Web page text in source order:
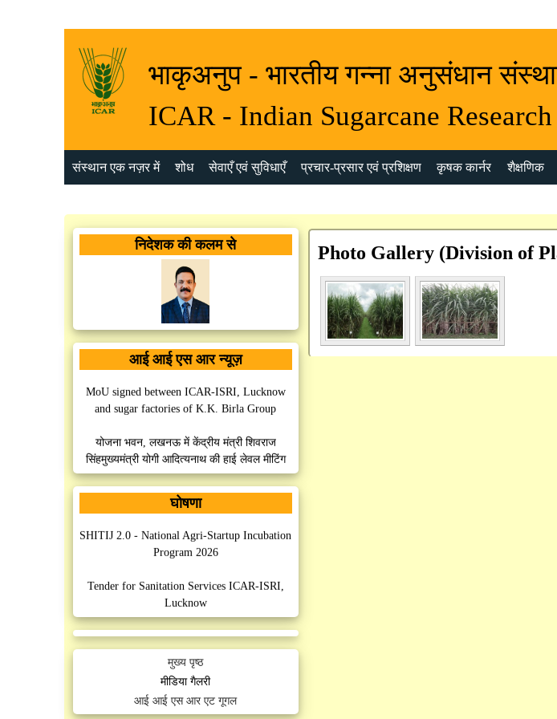
भाकृअनुप - भारतीय गन्ना अनुसंधान
ICAR - Indian Sugarcane
संस्थान एक नज़र में शोध सेवाएँ एवं सुविधाएँ प्रचार-प्रसार एवं प्रशिक्षण कृषक कार्नर शैक्षणिक
निदेशक की कलम से
आई आई एस आर न्यूज़
MoU signed between ICAR-ISRI, Lucknow
and sugar factories of K.K. Birla Group
योजना भवन, लखनऊ में केंद्रीय मंत्री शिवराज
सिंहमुख्यमंत्री योगी आदित्यनाथ की हाई लेवल मीटिंग
MoU Signed between ISRI, Lucknow and
AISECT University, Hazaribag, Jharkhand
MoU Signed between ISRI, Lucknow and
M/S PHE Industries, Faridabad, Haryana
MoU Signed between IISR, Lucknow and Sri
Mahesh Prasad Degree College, Mohanlalganj,
Lucknow
MoU Signed between IISR, Lucknow and
Post Graduate College, Patti, Pratapgarh
घोषणा
SHITIJ 2.0 - National Agri-Startup Incubation
Program 2026
Tender for Sanitation Services ICAR-ISRI,
Lucknow
Manpower Outsourcing Services (Security)
ICAR-ISRI, Lucknow
मुख्य पृष्ठ
मीडिया गैलरी
आई आई एस आर एट गूगल
Photo Gallery (Division of